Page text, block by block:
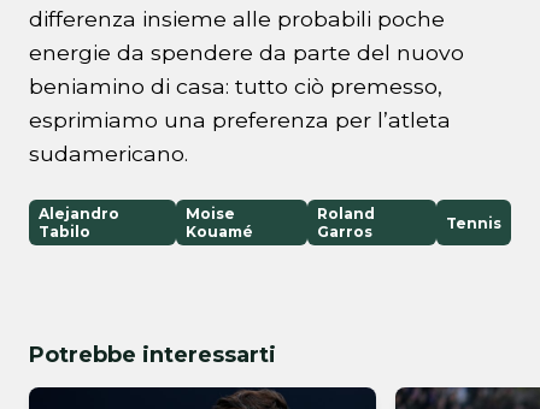
differenza insieme alle probabili poche
energie da spendere da parte del nuovo
beniamino di casa: tutto ciò premesso,
esprimiamo una preferenza per l’atleta
sudamericano.
Alejandro
Tabilo
Moise
Kouamé
Roland
Garros
Tennis
Potrebbe interessarti